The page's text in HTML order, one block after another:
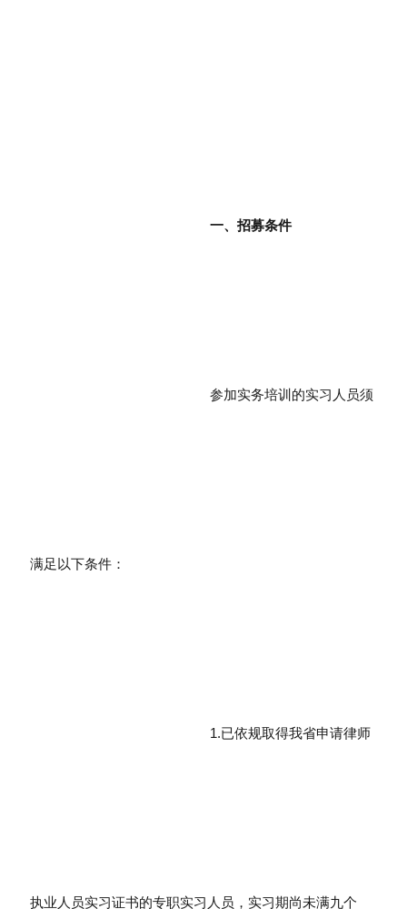
一、招募条件
参加实务培训的实习人员须
满足以下条件：
1.已依规取得我省申请律师
执业人员实习证书的专职实习人员，实习期尚未满九个